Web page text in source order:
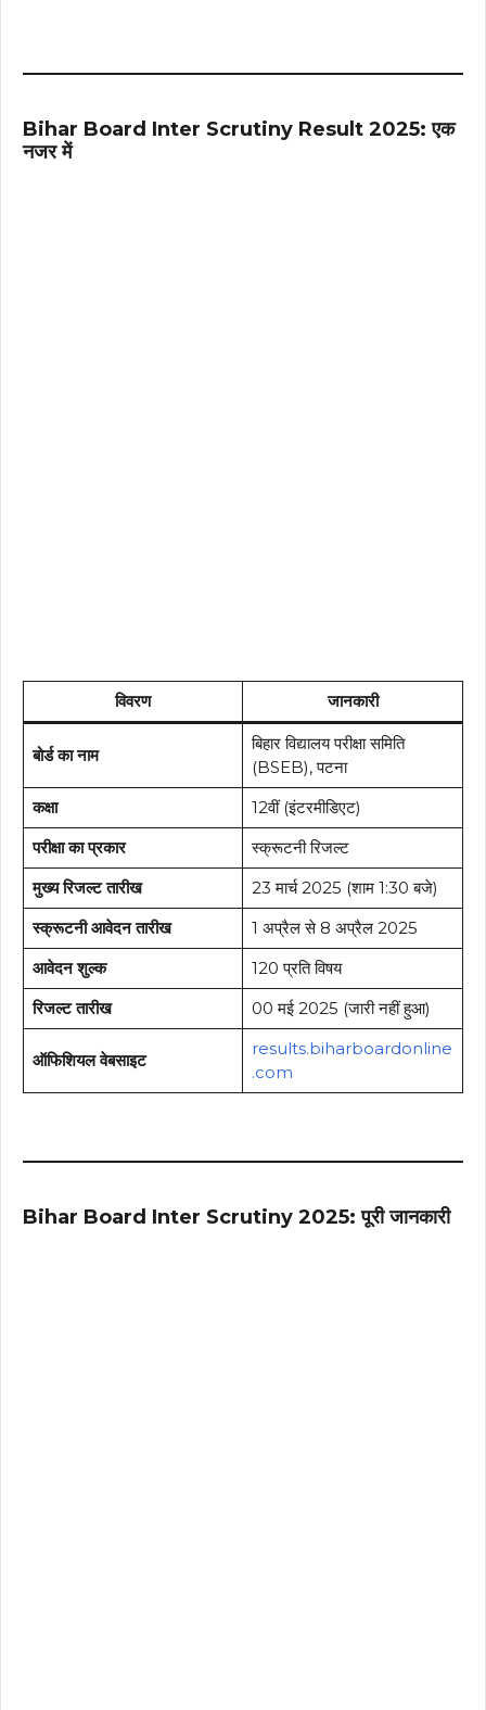
Bihar Board Inter Scrutiny Result 2025: एक
नजर में
विवरण जानकारी
बोर्ड का नाम
बिहार विद्यालय परीक्षा समिति
(BSEB), पटना
कक्षा
12वीं (इंटरमीडिएट)
परीक्षा का प्रकार
स्क्रूटनी रिजल्ट
मुख्य रिजल्ट तारीख
23 मार्च 2025 (शाम 1:30 बजे)
स्क्रूटनी आवेदन तारीख
1 अप्रैल से 8 अप्रैल 2025
आवेदन शुल्क
₹120 प्रति विषय
रिजल्ट तारीख
00 मई 2025 (जारी नहीं हुआ)
ऑफिशियल वेबसाइट
results.biharboardonline
.com
Bihar Board Inter Scrutiny 2025: पूरी जानकारी